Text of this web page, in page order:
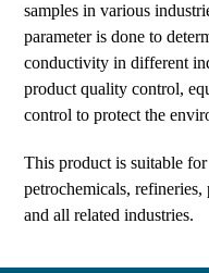
samples in various
parameter is done to
conductivity in different
product quality control,
control to protect the
This product is suitable
petrochemicals,
and all related industries.